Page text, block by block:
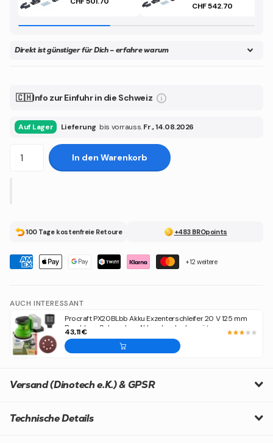
CHF 542.70
Direkt ist günstiger für Dich – erfahre warum
🇨🇭Info zur Einfuhr in die Schweiz
Auf Lager Lieferung bis vorrauss.Fr., 14.08.2026
In den Warenkorb
100 Tage kostenfreie Retoure +483 BROpoints
+12 weitere
AUCH INTERESSANT
Procraft PX20BLbb Akku Exzenterschleifer 20 V 125 mm
Brushless Solo - ohne Akku, ohne Ladegerät
43,11 €
Versand (Dinotech e.K.) & GPSR
Technische Details